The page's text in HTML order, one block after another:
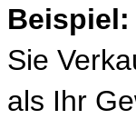
Beispiel:
Sie
als Ihr